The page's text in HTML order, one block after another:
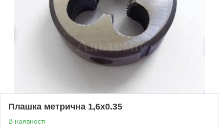
Плашка метрична 1,6х0.35
В наявності